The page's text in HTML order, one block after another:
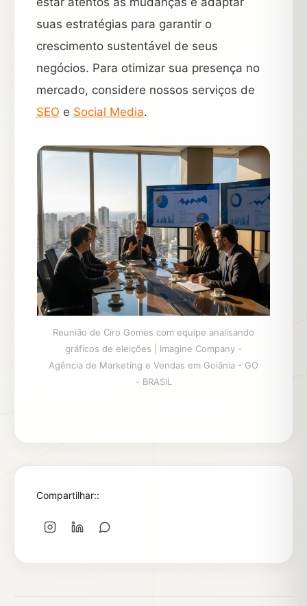
suas estratégias para garantir o
crescimento sustentável de seus
negócios. Para otimizar sua presença no
mercado, considere nossos serviços de
SEO e Social Media.
Reunião de Ciro Gomes com equipe analisando
gráficos de eleições | Imagine Company -
Agência de Marketing e Vendas em Goiânia - GO
- BRASIL
Compartilhar::